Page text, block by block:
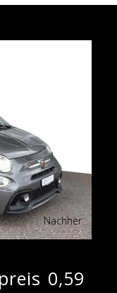
Nachher
0,59